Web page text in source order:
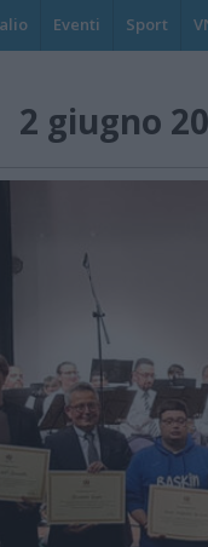
Eventi Sport
2 giugno